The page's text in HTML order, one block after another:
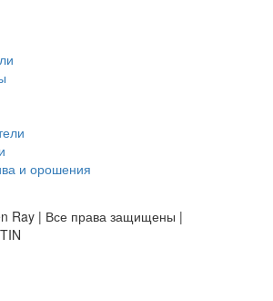
и орошения
Ray | Все права защищены |